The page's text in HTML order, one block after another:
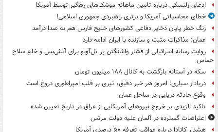
ادعای زلنسکی درباره تامین ماهانه موشک‌های رهگیر توسط آمریکا
خطای محاسباتی آمریکا و برتری راهبردی جمهوری اسلامی!
زنگ خطر پایان ذخایر دفاعی کشورهای خلیج فارس هم به صدا درآمد
عمان: مذاکرات مثبت و سازنده با ایران ادامه دارد
روایت رسانه اسرائیلی از فشار واشنگتن بر تل‌آویو برای آتش‌بس و خلع سلاح
حماس
سکه در آستانه بازگشت به کانال ۱۸۸ میلیون تومان
دریادار سیاری: امروز هر خبر دقیق، تیری بر قلب امپراطوری دروغ است
وقوع حادثه دریایی در ساحل عمان
تاکید الزیدی بر خروج نیروهای آمریکایی از عراق در تاریخ تعیین شده
اعتراضات گسترده در آلمان علیه دولت مرتس
هشدار کانادا درباره عواقب تعرفه ۵۰ درصدی آمریکا